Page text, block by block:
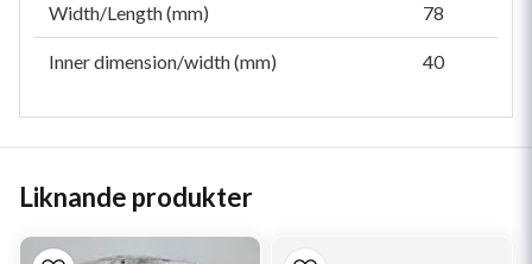
Width/Length (mm) 78
Inner dimension/width (mm) 40
Liknande produkter